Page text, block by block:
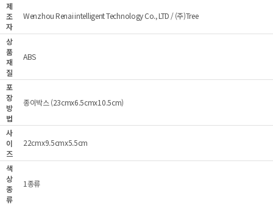
제
조
자
Wenzhou Renai intelligent Technology Co., LTD / (주)Tree
상
품
재
질
ABS
포
장
방
법
종이박스 (23cmx6.5cmx10.5cm)
사
이
즈
22cmx9.5cmx5.5cm
색
상
종
류
1종류